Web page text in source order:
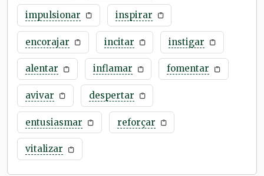
impulsionar inspirar
encorajar incitar instigar
alentar inflamar fomentar
avivar despertar
entusiasmar reforçar
vitalizar